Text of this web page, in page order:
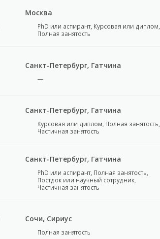
Москва
PhD или аспирант, Курсовая или диплом,
Полная занятость
Санкт-Петербург, Гатчина
—
Санкт-Петербург, Гатчина
Курсовая или диплом, Полная занятость,
Частичная занятость
Санкт-Петербург, Гатчина
PhD или аспирант, Полная занятость,
Постдок или научный сотрудник,
Частичная занятость
Сочи, Сириус
Полная занятость